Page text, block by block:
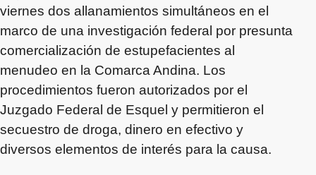
viernes dos allanamientos simultáneos en el
marco de una investigación federal por presunta
comercialización de estupefacientes al
menudeo en la Comarca Andina. Los
procedimientos fueron autorizados por el
Juzgado Federal de Esquel y permitieron el
secuestro de droga, dinero en efectivo y
diversos elementos de interés para la causa.